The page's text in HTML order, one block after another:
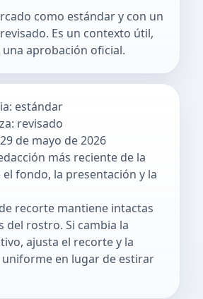
como estándar y con un
Es un contexto útil,
aprobación oficial.
estándar
revisado
de mayo de 2026
más reciente de la
fondo, la presentación y la
recorte mantiene intactas
del rostro. Si cambia la
ajusta el recorte y la
uniforme en lugar de estirar